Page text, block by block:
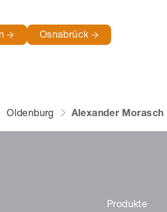
Osnabrück
Oldenburg Alexander Morasch
Produkte